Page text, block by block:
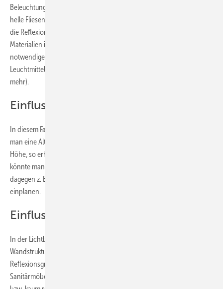
Beleuchtungsstärkewerte von rund 300 lx. In dem Raum wurden sehr
helle Fliesen und Materialien verwendet, sodass der Lux-Wert durch
die Reflexionen entsprechend hoch ist. Verwendet man sehr dunkle
Materialien im Bad, sollte man mindestens den Faktor 1,5 auf die
notwendigen Downlights berücksichtigen, bzw. entsprechende
Leuchtmittel auswählen, die mehr Lumenoutput haben (dazu später
mehr).
Einfluss der Deckenhöhe
In diesem Fall wurde eine Deckenhöhe von 2,40 m angenommen. Hat
man eine Altbausanierung mit niedrigen Decken, z. B. nur von 2 m
Höhe, so erhält man ca. 15 % mehr Licht im Raum, entsprechend
könnte man das Lumenpaket verringern. Würde die Deckenhöhe
dagegen z. B. 2,80 m betragen, so müsste man 15 % mehr Licht
einplanen.
Einfluss der Materialien
In der Lichtberechnung wurden Materialien (Fliesen und
Wandstruktur) gewählt, die sehr hell sind bzw. einen hohen
Reflexionsgrad besitzen. Wählt man dunkle Materialien, Fliesen oder
Sanitärmöbel, so wird das Licht durch diese Materialien geschluckt